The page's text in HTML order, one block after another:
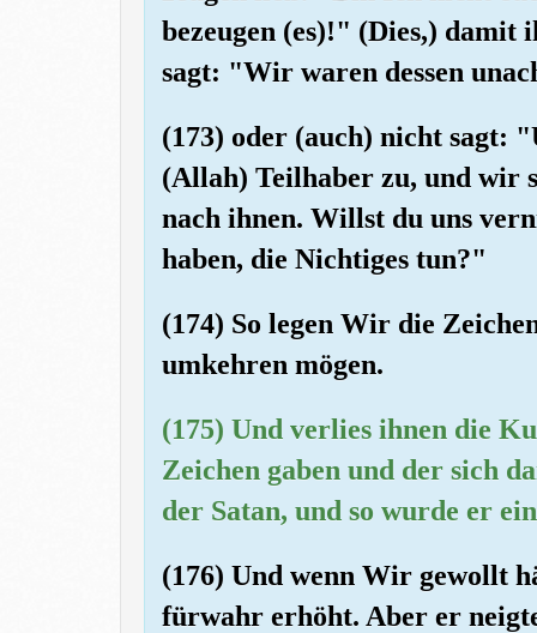
bezeugen (es)!" (Dies,) damit
sagt: "Wir waren dessen
(173) oder (auch) nicht sagt:
(Allah) Teilhaber zu, und wir
nach ihnen. Willst du uns
haben, die Nichtiges tun?"
(174) So legen Wir die
umkehren mögen.
(175) Und verlies ihnen die
Zeichen gaben und der sich
der Satan, und so wurde er
(176) Und wenn Wir gewollt
fürwahr erhöht. Aber er